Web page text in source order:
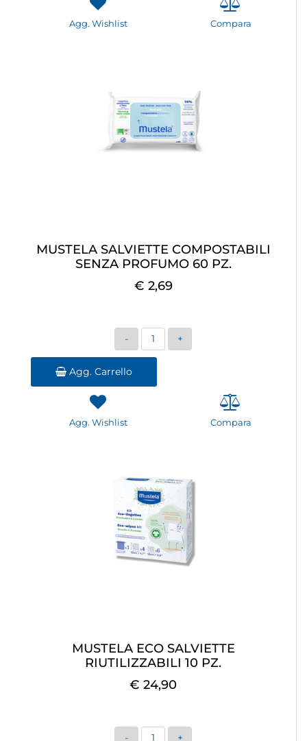
Agg. Wishlist Compara
MUSTELA SALVIETTE COMPOSTABILI
SENZA PROFUMO 60 PZ.
€ 2,69
Quantità
Agg. Carrello
Agg. Wishlist Compara
MUSTELA ECO SALVIETTE
RIUTILIZZABILI 10 PZ.
€ 24,90
Quantità